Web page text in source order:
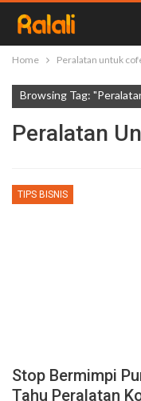
Home Peralatan untuk
Browsing Tag:
Peralatan
TIPS BISNIS
Stop Bermimpi
Tahu Peralatan